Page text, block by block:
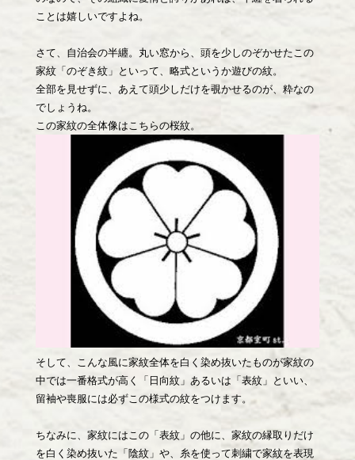
ことは嬉しいですよね。
さて、自治会の半纏。丸い窓から、頭を少しのぞかせたこの
家紋「のぞき紋」といって、略式というか遊びの紋。
全部を見せずに、あえて頭少しだけを覗かせるのが、粋なの
でしょうね。
この家紋の全体像はこちらの桜紋。
そして、こんな風に家紋全体を白く染め抜いたものが家紋の
中では一番格式が高く「日向紋」あるいは「表紋」といい、
留袖や喪服には必ずこの様式の紋をつけます。
ちなみに、家紋にはこの「表紋」の他に、家紋の縁取りだけ
を白く染め抜いた「陰紋」や、糸を使って刺繍で家紋を表現